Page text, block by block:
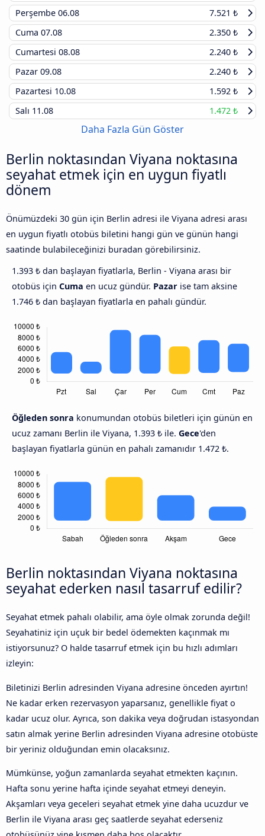
Perşembe 06.08
7.521 ₺
Cuma 07.08
2.350 ₺
Cumartesi 08.08
2.240 ₺
Pazar 09.08
2.240 ₺
Pazartesi 10.08
1.592 ₺
Salı 11.08 1.472 ₺
Daha Fazla Gün Göster
Berlin noktasından Viyana noktasına
seyahat etmek için en uygun fiyatlı
dönem
Önümüzdeki 30 gün için Berlin adresi ile Viyana adresi arası
en uygun fiyatlı otobüs biletini hangi gün ve günün hangi
saatinde bulabileceğinizi buradan görebilirsiniz.
1.393 ₺ dan başlayan fiyatlarla, Berlin - Viyana arası bir
otobüs için Cuma en ucuz gündür. Pazar ise tam aksine
1.746 ₺ dan başlayan fiyatlarla en pahalı gündür.
Öğleden sonra konumundan otobüs biletleri için günün en
ucuz zamanı Berlin ile Viyana, 1.393 ₺ ile. Gece'den
başlayan fiyatlarla günün en pahalı zamanıdır 1.472 ₺.
Berlin noktasından Viyana noktasına
seyahat ederken nasıl tasarruf edilir?
Seyahat etmek pahalı olabilir, ama öyle olmak zorunda değil!
Seyahatiniz için uçuk bir bedel ödemekten kaçınmak mı
istiyorsunuz? O halde tasarruf etmek için bu hızlı adımları
izleyin:
Biletinizi Berlin adresinden Viyana adresine önceden ayırtın!
Ne kadar erken rezervasyon yaparsanız, genellikle fiyat o
kadar ucuz olur. Ayrıca, son dakika veya doğrudan istasyondan
satın almak yerine Berlin adresinden Viyana adresine otobüste
bir yeriniz olduğundan emin olacaksınız.
Mümkünse, yoğun zamanlarda seyahat etmekten kaçının.
Hafta sonu yerine hafta içinde seyahat etmeyi deneyin.
Akşamları veya geceleri seyahat etmek yine daha ucuzdur ve
Berlin ile Viyana arası geç saatlerde seyahat ederseniz